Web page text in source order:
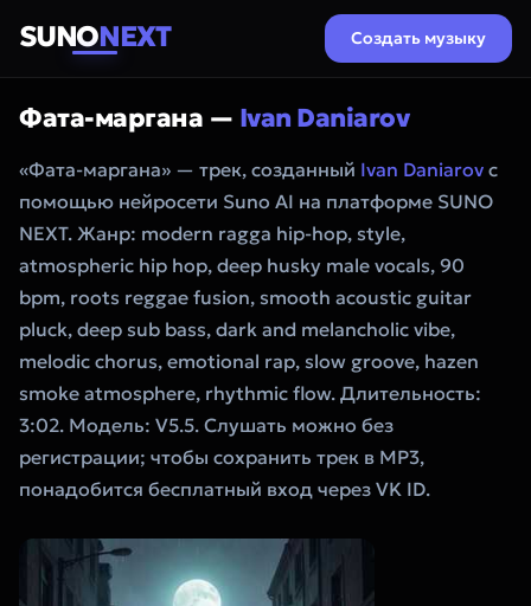
SUNONEXT Создать музыку
Фата-маргана — Ivan Daniarov
«Фата-маргана» — трек, созданный Ivan Daniarov с
помощью нейросети Suno AI на платформе SUNO
NEXT. Жанр: modern ragga hip-hop, style,
atmospheric hip hop, deep husky male vocals, 90
bpm, roots reggae fusion, smooth acoustic guitar
pluck, deep sub bass, dark and melancholic vibe,
melodic chorus, emotional rap, slow groove, hazen
smoke atmosphere, rhythmic flow. Длительность:
3:02. Модель: V5.5. Слушать можно без
регистрации; чтобы сохранить трек в MP3,
понадобится бесплатный вход через VK ID.